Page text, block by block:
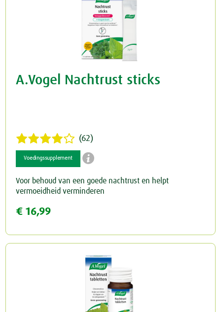
A.Vogel Nachtrust sticks
(62)
Voedingssupplement 
Voor behoud van een goede nachtrust en helpt
vermoeidheid verminderen
€ 16,99